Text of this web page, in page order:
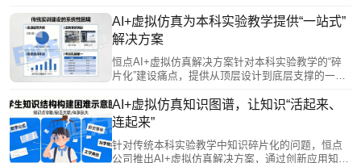
推荐个性化学习路径与拓展方向；同时为教师提供
多维教学报告，支持精准指导与策略调整。该技术
助力学生从被动接收者成长为主动管理者，实现从
“标准化培养”向“个性化成长”的转变。
AI+虚拟仿真为本科实验教学提供“一站式”
解决方案
恒点AI+虚拟仿真解决方案针对本科实验教学的“碎
片化”建设痛点，提供从顶层设计到底层支撑的一站
孤岛，实现教学全流程贯通；资源体系覆盖多学科
并支持院校特色接入，服务贯穿建设全周期。它赋
能教师进行知识图谱规划，为学生提供个性化沉浸
环境，并具备持续进化能力，确保实验教学与学科
前沿同步，系统性地支撑院校教学改革的深化与创
AI+虚拟仿真知识图谱，让知识“活起来、
连起来”
针对传统本科实验教学中知识碎片化的问题，恒点
公司推出AI+虚拟仿真解决方案，通过创新应用知识